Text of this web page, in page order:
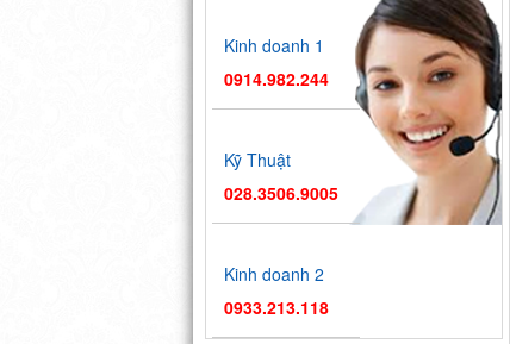
Kinh doanh 1
0914.982.244
Kỹ Thuật
028.3506.9005
Kinh doanh 2
0933.213.118
Hội chợ